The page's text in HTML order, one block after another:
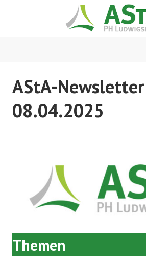
ASTA PH
AStA-
08.04.2025
Themen